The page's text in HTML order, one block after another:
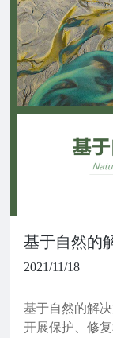
基于自然的
2021/11/18
基于自然的解
开展保护、修